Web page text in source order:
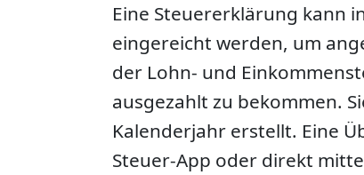
Eine Steuererklärung kann
eingereicht werden, um
der Lohn- und
ausgezahlt zu bekommen.
Kalenderjahr erstellt. Eine
Steuer-App oder direkt